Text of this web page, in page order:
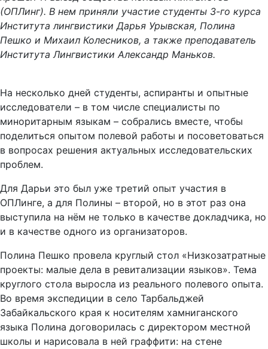
(ОПЛинг). В нем приняли участие студенты 3-го курса
Института лингвистики Дарья Урывская, Полина
Пешко и Михаил Колесников, а также преподаватель
Института Лингвистики Александр Маньков.
На несколько дней студенты, аспиранты и опытные
исследователи – в том числе специалисты по
миноритарным языкам – собрались вместе, чтобы
поделиться опытом полевой работы и посоветоваться
в вопросах решения актуальных исследовательских
проблем.
Для Дарьи это был уже третий опыт участия в
ОПЛинге, а для Полины – второй, но в этот раз она
выступила на нём не только в качестве докладчика, но
и в качестве одного из организаторов.
Полина Пешко провела круглый стол «Низкозатратные
проекты: малые дела в ревитализации языков». Тема
круглого стола выросла из реального полевого опыта.
Во время экспедиции в село Тарбальджей
Забайкальского края к носителям хамниганского
языка Полина договорилась с директором местной
школы и нарисовала в ней граффити: на стене